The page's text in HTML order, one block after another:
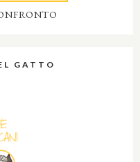
GATTO